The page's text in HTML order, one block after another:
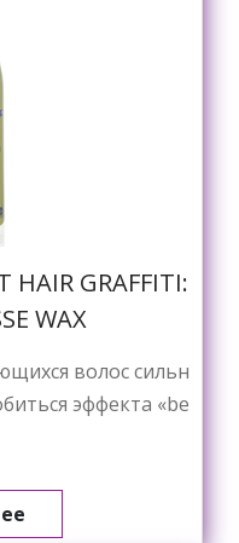
HAIR GRAFFITI:
WAX
волос сильн
эффекта «be